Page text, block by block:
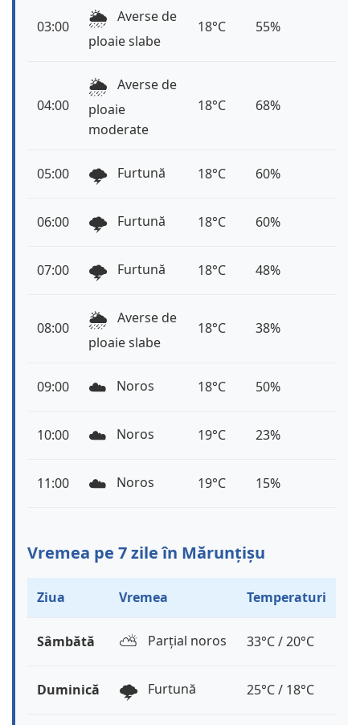
03:00 🌦️ Averse de
ploaie slabe
18°C 55%
04:00
🌦️ Averse de
ploaie
moderate
18°C 68%
05:00 🌩️ Furtună 18°C 60%
06:00 🌩️ Furtună 18°C 60%
07:00 🌩️ Furtună 18°C 48%
08:00 🌦️ Averse de
ploaie slabe
18°C 38%
09:00 ☁️ Noros 18°C 50%
10:00 ☁️ Noros 19°C 23%
11:00 ☁️ Noros 19°C 15%
Vremea pe 7 zile în Mărunțișu
Ziua Vremea Temperaturi
Sâmbătă ⛅️ Parțial noros 33°C / 20°C
Duminică 🌩️ Furtună 25°C / 18°C